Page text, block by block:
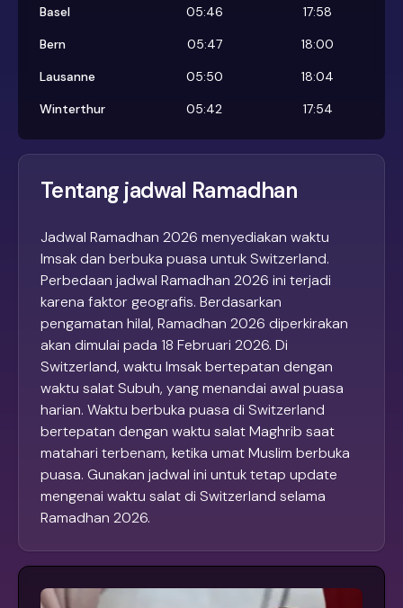
Basel
05:46
17:58
Bern
05:47
18:00
Lausanne
05:50
18:04
Winterthur
05:42 17:54
Tentang jadwal Ramadhan
Jadwal Ramadhan 2026 menyediakan waktu
Imsak dan berbuka puasa untuk Switzerland.
Perbedaan jadwal Ramadhan 2026 ini terjadi
karena faktor geografis. Berdasarkan
pengamatan hilal, Ramadhan 2026 diperkirakan
akan dimulai pada 18 Februari 2026. Di
Switzerland, waktu Imsak bertepatan dengan
waktu salat Subuh, yang menandai awal puasa
harian. Waktu berbuka puasa di Switzerland
bertepatan dengan waktu salat Maghrib saat
matahari terbenam, ketika umat Muslim berbuka
puasa. Gunakan jadwal ini untuk tetap update
mengenai waktu salat di Switzerland selama
Ramadhan 2026.